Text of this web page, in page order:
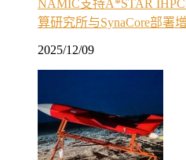
NAMIC支持A*STAR
算研究所与SynaCore部署
2025/12/09